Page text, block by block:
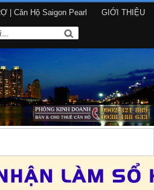
| Căn Hộ Saigon Pearl GIỚI THIỆU